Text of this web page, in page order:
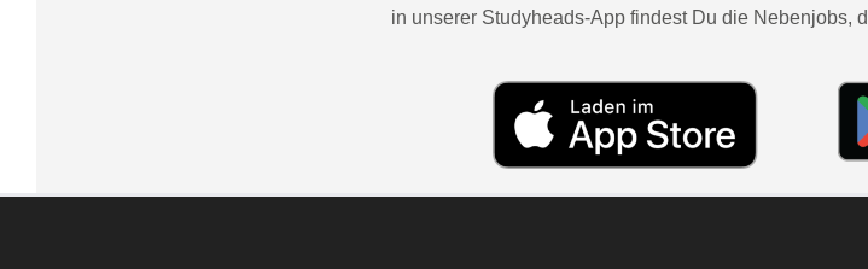
in unserer Studyheads-App findest Du die Nebenjobs,